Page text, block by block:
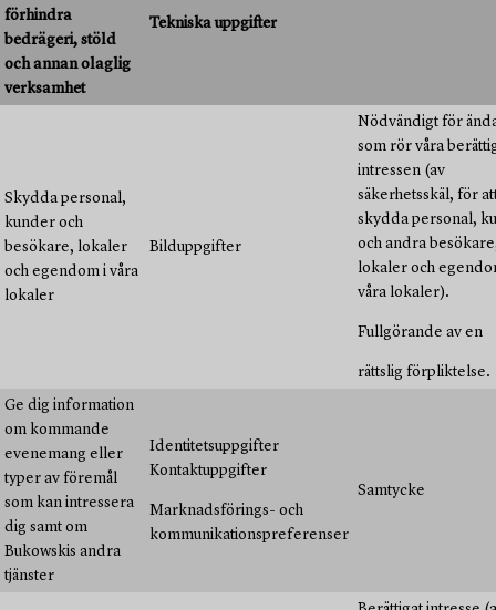
förhindra
bedrägeri, stöld
och annan olaglig
verksamhet
Tekniska uppgifter
Skydda personal,
kunder och
besökare, lokaler
och egendom i våra
lokaler
Bilduppgifter
Nödvändigt för
som rör våra
intressen (av
säkerhetsskäl, för
skydda personal,
och andra
lokaler och
våra lokaler).
Fullgörande av en
rättslig förpliktelse.
Ge dig information
om kommande
evenemang eller
typer av föremål
som kan intressera
dig samt om
Bukowskis andra
tjänster
Identitetsuppgifter
Kontaktuppgifter
Marknadsförings- och
kommunikationspreferenser
Samtycke